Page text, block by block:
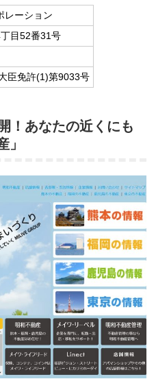
レーション
目52番31号
臣免許(1)第9033号
！あなたの近くにも
」